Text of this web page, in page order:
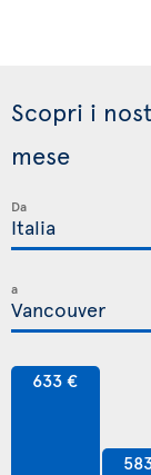
Scopri i
mese
Da
a
633 €